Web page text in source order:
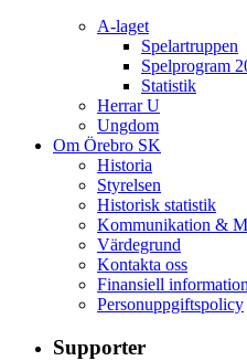
A-laget
Spelartruppen
Spelprogram
Statistik
Herrar U
Ungdom
Om Örebro SK
Historia
Styrelsen
Historisk statistik
Kommunikation &
Värdegrund
Kontakta oss
Finansiell information
Personuppgiftspolicy
Supporter